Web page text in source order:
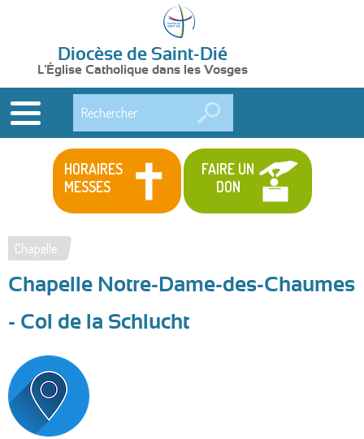
Diocèse de Saint-Dié
L'Église Catholique dans les Vosges
HORAIRES
MESSES
FAIRE UN
DON
Vous
êtes
ici
Chapelle
Chapelle Notre-Dame-des-Chaumes
- Col de la Schlucht